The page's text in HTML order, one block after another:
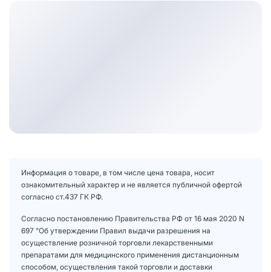
Информация о товаре, в том числе цена товара, носит
ознакомительный характер и не является публичной офертой
согласно ст.437 ГК РФ.
Согласно постановлению Правительства РФ от 16 мая 2020 N
697 "Об утверждении Правил выдачи разрешения на
осуществление розничной торговли лекарственными
препаратами для медицинского применения дистанционным
способом, осуществления такой торговли и доставки